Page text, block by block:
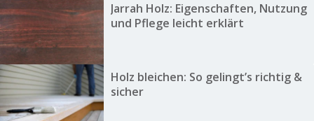
Jarrah Holz: Eigenschaften, Nutzung
und Pflege leicht erklärt
Holz bleichen: So gelingt’s richtig &
sicher